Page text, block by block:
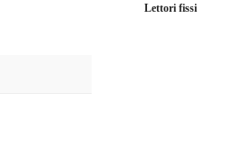
Lettori fissi